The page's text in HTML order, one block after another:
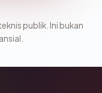
publik. Ini bukan